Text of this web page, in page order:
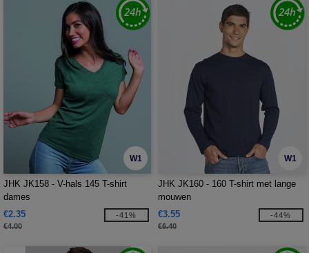
W1
JHK JK158 - V-hals 145 T-shirt
dames
€2.35
€4.00
-41%
W1
JHK JK160 - 160 T-shirt met lange
mouwen
€3.55
€6.40
-44%